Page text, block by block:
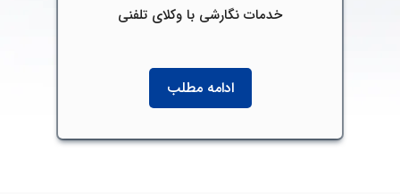
خدمات نگارشی با وکلای تلفنی
ادامه مطلب